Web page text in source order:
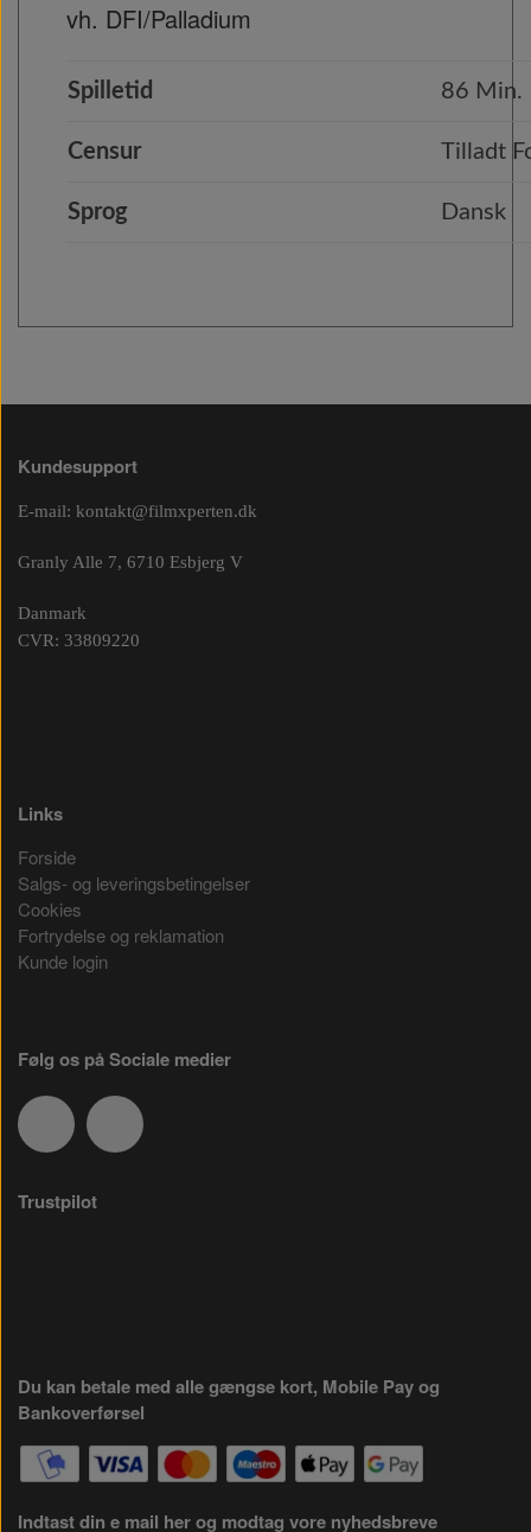
vh. DFI/Palladium
Spilletid 86 Min.
Censur Tilladt
Sprog Dansk
Kundesupport
E-mail: kontakt@filmxperten.dk
Granly Alle 7, 6710 Esbjerg V
Danmark
CVR: 33809220
Links
Forside
Salgs- og leveringsbetingelser
Cookies
Fortrydelse og reklamation
Kunde login
Følg os på Sociale medier
Trustpilot
Du kan betale med alle gængse kort, Mobile Pay og
Bankoverførsel
Indtast din e mail her og modtag vore nyhedsbreve